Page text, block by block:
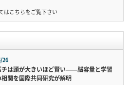
はこちらをご覧下さい
26
チは頭が大きいほど賢い——脳容量と学習
関を国際共同研究が解明